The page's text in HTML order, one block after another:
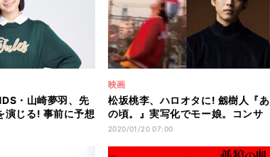
・山崎夢羽、先
演じる! 事前に予想
映画
松坂桃李、ハロオタに! 劔樹人『あ
の頃。』実写化でモー娘。コンサ
ートも観る
2020/01/20 07:00